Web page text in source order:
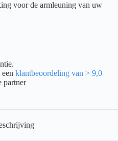
voor de armleuning van uw
klantbeoordeling van > 9,0
partner